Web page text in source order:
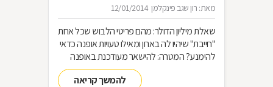
מאת: רון שגב פינקלמן 12/01/2014
שאלת מיליון הדולר: מהם פריטי הלבוש שכל אחת
"חייבת" שיהיו לה בארון ומאילו טעויות אופנה כדאי
להימנע? המטרה: להישאר מעודכנת באופנה
מבלי להחליף מלתחה שלמה כל עונה האמצעי:
להמשך קריאה